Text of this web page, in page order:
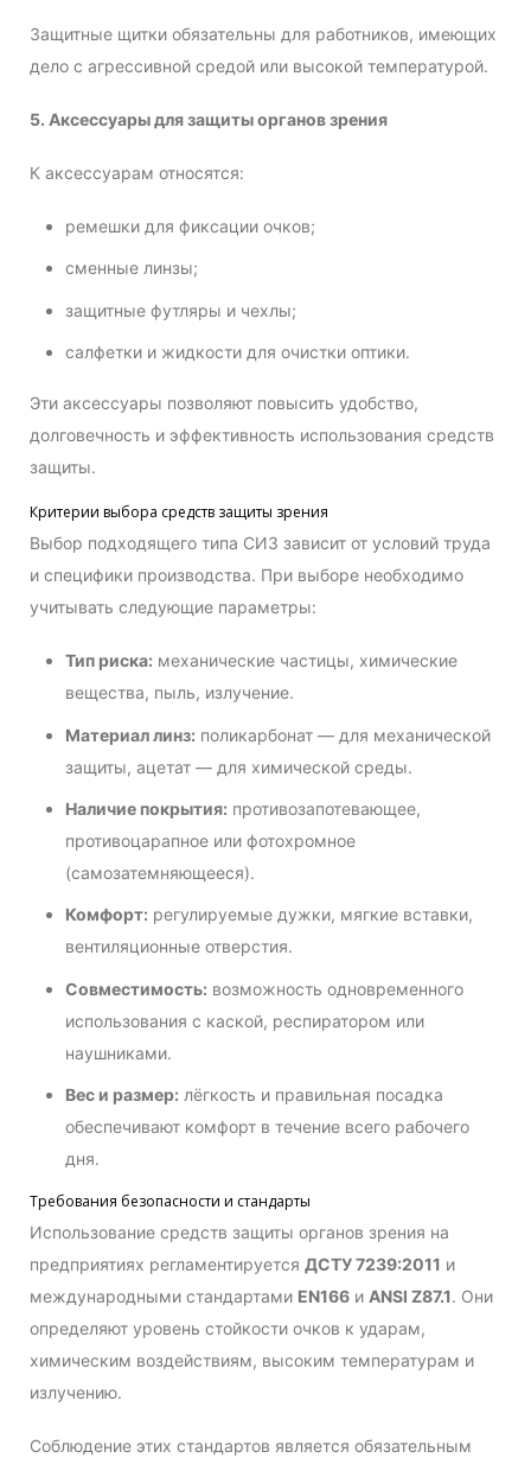
Защитные щитки обязательны для работников, имеющих
дело с агрессивной средой или высокой температурой.
5. Аксессуары для защиты органов зрения
К аксессуарам относятся:
ремешки для фиксации очков;
сменные линзы;
защитные футляры и чехлы;
салфетки и жидкости для очистки оптики.
Эти аксессуары позволяют повысить удобство,
долговечность и эффективность использования средств
защиты.
Критерии выбора средств защиты зрения
Выбор подходящего типа СИЗ зависит от условий труда
и специфики производства. При выборе необходимо
учитывать следующие параметры:
Тип риска: механические частицы, химические
вещества, пыль, излучение.
Материал линз: поликарбонат — для механической
защиты, ацетат — для химической среды.
Наличие покрытия: противозапотевающее,
противоцарапное или фотохромное
(самозатемняющееся).
Комфорт: регулируемые дужки, мягкие вставки,
вентиляционные отверстия.
Совместимость: возможность одновременного
использования с каской, респиратором или
наушниками.
Вес и размер: лёгкость и правильная посадка
обеспечивают комфорт в течение всего рабочего
дня.
Требования безопасности и стандарты
Использование средств защиты органов зрения на
предприятиях регламентируется ДСТУ 7239:2011 и
международными стандартами EN166 и ANSI Z87.1. Они
определяют уровень стойкости очков к ударам,
химическим воздействиям, высоким температурам и
излучению.
Соблюдение этих стандартов является обязательным